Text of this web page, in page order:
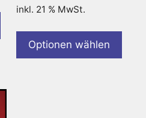
inkl. 21 % MwSt.
Optionen wählen